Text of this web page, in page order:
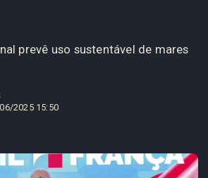
prevê uso sustentável de mares
2025 15:50